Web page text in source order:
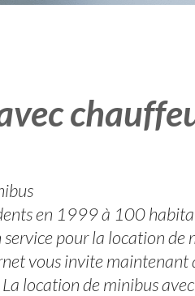
en 1999 à 100
pour la location de
vous invite maintenant
location de minibus